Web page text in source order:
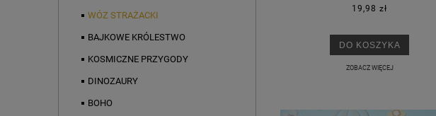
WÓZ STRAŻACKI
BAJKOWE KRÓLESTWO
KOSMICZNE PRZYGODY
DINOZAURY
BOHO
19,98 zł
DO KOSZYKA
ZOBACZ WIĘCEJ